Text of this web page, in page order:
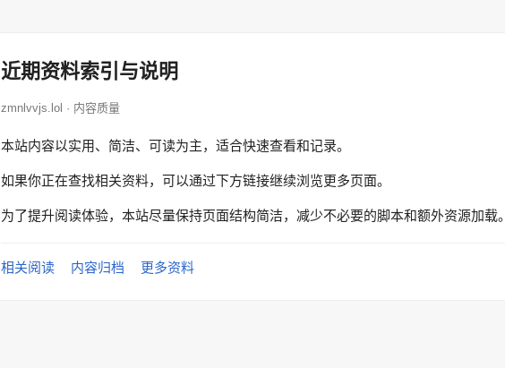
近期资料索引与说明
zmnlvvjs.lol · 内容质量
本站内容以实用、简洁、可读为主，适合快速查看和记录。
如果你正在查找相关资料，可以通过下方链接继续浏览更多页面。
为了提升阅读体验，本站尽量保持页面结构简洁，减少不必要的脚本和额外资源加载。
相关阅读 内容归档 更多资料